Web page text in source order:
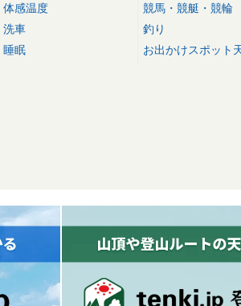
体感温度
洗車
睡眠
競馬・競艇・競輪
釣り
お出かけスポット